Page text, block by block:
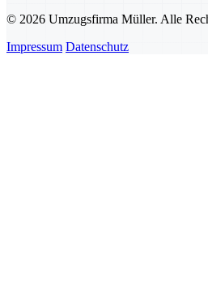
© 2026 Umzugsfirma Müller. Alle
Impressum Datenschutz